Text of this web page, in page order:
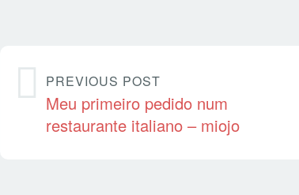
PREVIOUS POST
Meu primeiro pedido num
restaurante italiano – miojo